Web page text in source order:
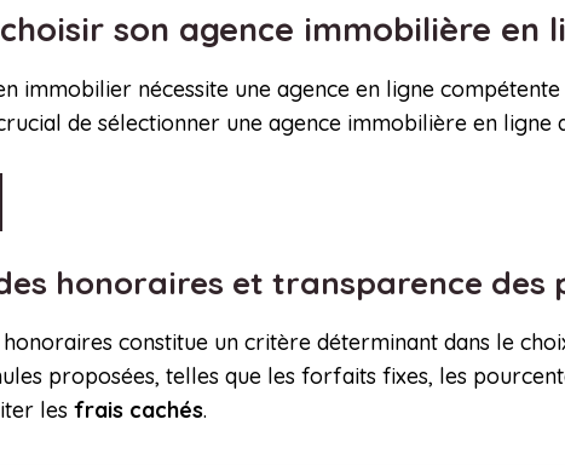
son agence immobilière
immobilier nécessite une agence en ligne
de sélectionner une agence immobilière en ligne
honoraires et transparence des
constitue un critère déterminant dans le
proposées, telles que les forfaits fixes, les
les frais cachés.